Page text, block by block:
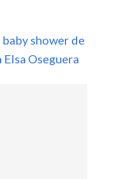
shower de
Elsa Oseguera